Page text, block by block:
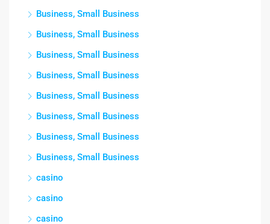
Business, Small Business
Business, Small Business
Business, Small Business
Business, Small Business
Business, Small Business
Business, Small Business
Business, Small Business
Business, Small Business
casino
casino
casino